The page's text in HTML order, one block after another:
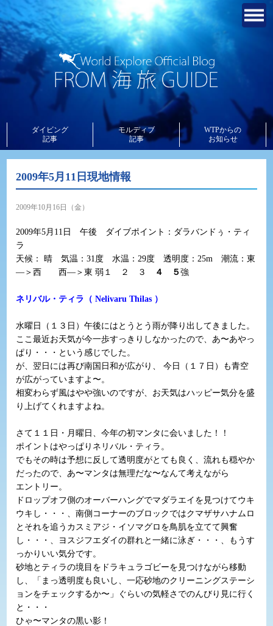
ダイビング
記事
モルディブ
記事
WTPからの
お知らせ
2009年5月11日現地情報
2009年10月16日（金）
2009年5月11日 午後 ダイブポイント：ダラバンドぅ・ティ
ラ
天候： 晴 気温：31度 水温：29度 透明度：25m 潮流：東
―＞西 西―＞東 弱１ ２ ３
４ ５強
ネリバル・ティラ（ Nelivaru Thilas ）
水曜日（１３日）午後にはとうとう雨が降り出してきました。
ここ最近お天気が今一歩すっきりしなかったので、あ〜あやっ
ぱり・・・という感じでした。
が、翌日には再び南国日和が広がり、 今日（１７日）も青空
が広がっていますよ〜。
相変わらず風はやや強いのですが、お天気はハッピー気分を盛
り上げてくれますよね。
さて１１日・月曜日、今年の初マンタに会いました！！
ポイントはやっぱりネリバル・ティラ。
でもその時は予想に反して透明度がとても良く、流れも穏やか
だったので、あ〜マンタは無理だな〜なんて考えながら
エントリー。
ドロップオフ側のオーバーハングでマダラエイを見つけてウキ
ウキし・・・、南側コーナーのブロックではクマザサハナムロ
とそれを追うカスミアジ・イソマグロを鳥肌を立てて興奮
し・・・、ヨスジフエダイの群れと一緒に泳ぎ・・・、もうす
っかりいい気分です。
砂地とティラの境目をドラキュラゴビーを見つけながら移動
し、「まっ透明度も良いし、一応砂地のクリーニングステーシ
ョンをチェックするか〜」ぐらいの気軽さでのんびり見に行く
と・・・
ひゃ〜マンタの黒い影！